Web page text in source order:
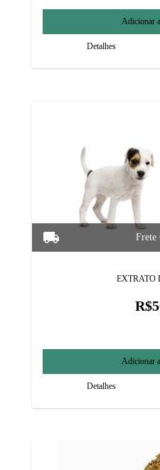
Detalhes
EXTRATO
Detalhes